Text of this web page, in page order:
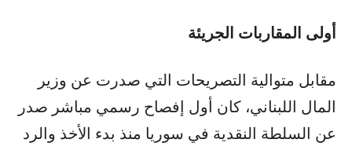
أولى المقاربات الجريئة
مقابل متوالية التصريحات التي صدرت عن وزير
المال اللبناني، كان أول إفصاح رسمي مباشر صدر
عن السلطة النقدية في سوريا منذ بدء الأخذ والرد